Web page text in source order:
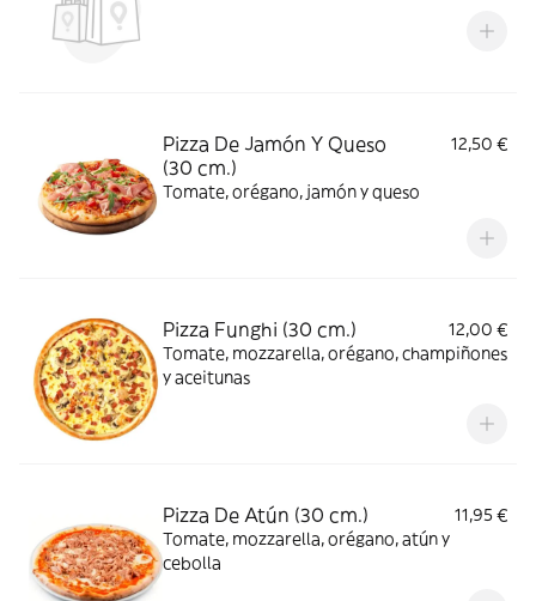
Pizza De Jamón Y Queso
(30 cm.)
12,50 €
Tomate, orégano, jamón y queso
Pizza Funghi (30 cm.)
12,00 €
Tomate, mozzarella, orégano, champiñones
y aceitunas
Pizza De Atún (30 cm.)
11,95 €
Tomate, mozzarella, orégano, atún y
cebolla